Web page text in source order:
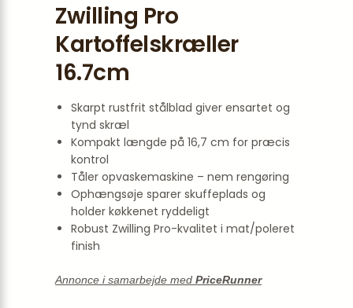
Zwilling Pro
Kartoffelskræller
16.7cm
Skarpt rustfrit stålblad giver ensartet og
tynd skræl
Kompakt længde på 16,7 cm for præcis
kontrol
Tåler opvaskemaskine – nem rengøring
Ophængsøje sparer skuffeplads og
holder køkkenet ryddeligt
Robust Zwilling Pro-kvalitet i mat/poleret
finish
Annonce i samarbejde med PriceRunner